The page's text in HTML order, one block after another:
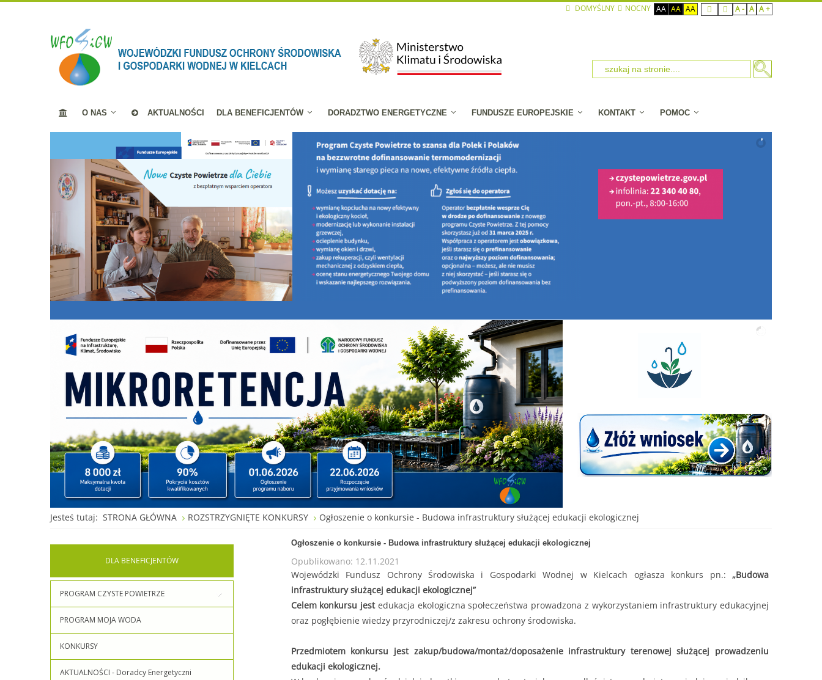
DOMYŚLNY NOCNY AA AA AA A - A A +
O NAS AKTUALNOŚCI DLA BENEFICJENTÓW DORADZTWO ENERGETYCZNE FUNDUSZE EUROPEJSKIE KONTAKT POMOC
Jesteś tutaj: STRONA GŁÓWNA ROZSTRZYGNIĘTE KONKURSY Ogłoszenie o konkursie - Budowa infrastruktury służącej edukacji ekologicznej
Ogłoszenie o konkursie - Budowa infrastruktury służącej edukacji ekologicznej
Opublikowano: 12.11.2021
Wojewódzki Fundusz Ochrony Środowiska i Gospodarki Wodnej w Kielcach ogłasza konkurs pn.: „Budowa
infrastruktury służącej edukacji ekologicznej”
Celem konkursu jestedukacja ekologiczna społeczeństwa prowadzona z wykorzystaniem infrastruktury edukacyjnej
oraz pogłębienie wiedzy przyrodniczej/z zakresu ochrony środowiska.
Przedmiotem konkursu jest zakup/budowa/montaż/doposażenie infrastruktury terenowej służącej prowadzeniu
edukacji ekologicznej.
DLABENEFICJENTÓW
PROGRAM CZYSTE POWIETRZE
PROGRAM MOJA WODA
KONKURSY
AKTUALNOŚCI - Doradcy Energetyczni